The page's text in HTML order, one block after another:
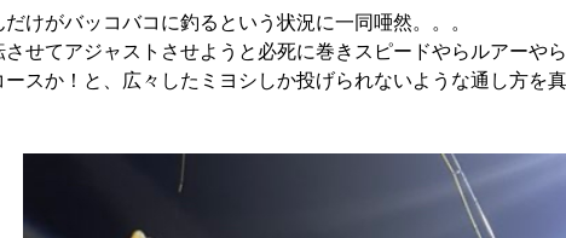
けがバッコバコに釣るという状況に一同唖然。。。
せてアジャストさせようと必死に巻きスピードやらルアーや
スか！と、広々したミヨシしか投げられないような通し方を